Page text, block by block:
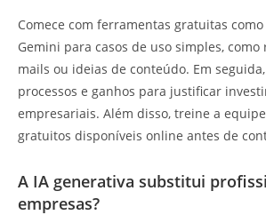
Comece com ferramentas gratuitas como
Gemini para casos de uso simples, como
mails ou ideias de conteúdo. Em
processos e ganhos para justificar
empresariais. Além disso, treine a
gratuitos disponíveis online antes de
A IA generativa substitui
empresas?